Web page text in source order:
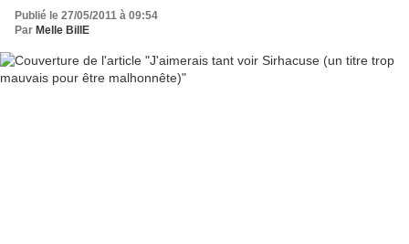
Publié le 27/05/2011 à 09:54
Par Melle BillE